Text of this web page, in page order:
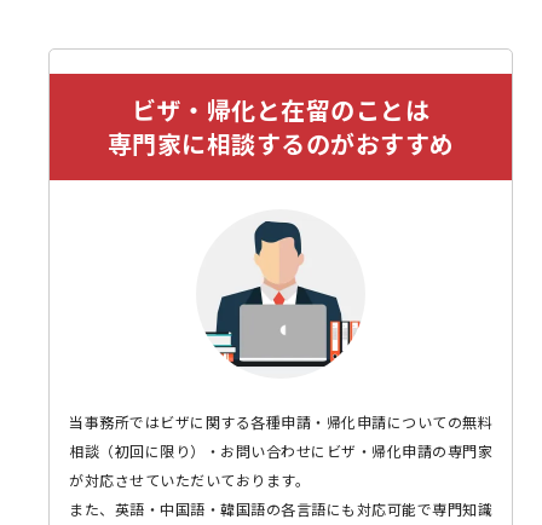
ビザ・帰化と在留のことは
専門家に相談するのがおすすめ
当事務所ではビザに関する各種申請・帰化申請についての無料
相談（初回に限り）・お問い合わせにビザ・帰化申請の専門家
が対応させていただいております。
また、英語・中国語・韓国語の各言語にも対応可能で専門知識